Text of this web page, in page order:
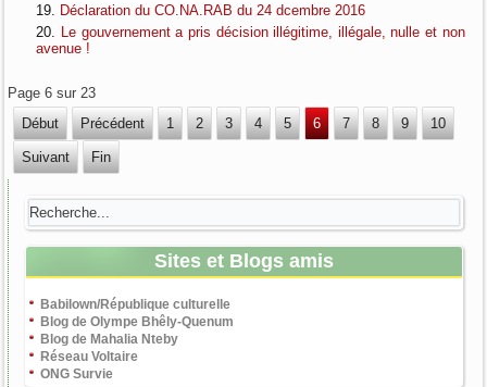
Déclaration du CO.NA.RAB du 24 dcembre 2016
Le gouvernement a pris décision illégitime, illégale, nulle et non
avenue !
Page 6 sur 23
Début
Précédent 1 2 3 4 5 6 7 8 9 10
Suivant Fin
Sites et Blogs amis
Babilown/République culturelle
Blog de Olympe Bhêly-Quenum
Blog de Mahalia Nteby
Réseau Voltaire
ONG Survie